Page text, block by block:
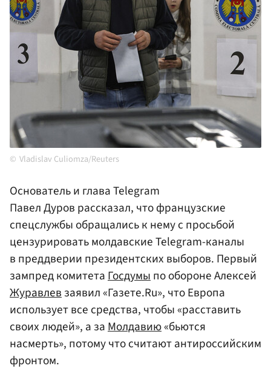
Vladislav Culiomza/Reuters
Основатель и глава Telegram
Павел Дуров рассказал, что французские
спецслужбы обращались к нему с просьбой
цензурировать молдавские Telegram-каналы
в преддверии президентских выборов. Первый
зампред комитетаГосдумыпо обороне Алексей
Журавлевзаявил «Газете.Ru», что Европа
использует все средства, чтобы «расставить
своих людей», а заМолдавию«бьются
насмерть», потому что считают антироссийским
фронтом.